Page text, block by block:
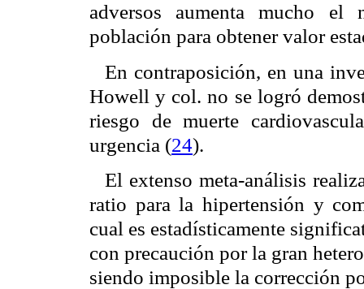
adversos aumenta mucho el
población para obtener valor
En contraposición, en una
Howell y col. no se logró
riesgo de muerte
urgencia (24).
El extenso meta-análisis
ratio para la hipertensión y
cual es estadísticamente
con precaución por la gran
siendo imposible la corrección